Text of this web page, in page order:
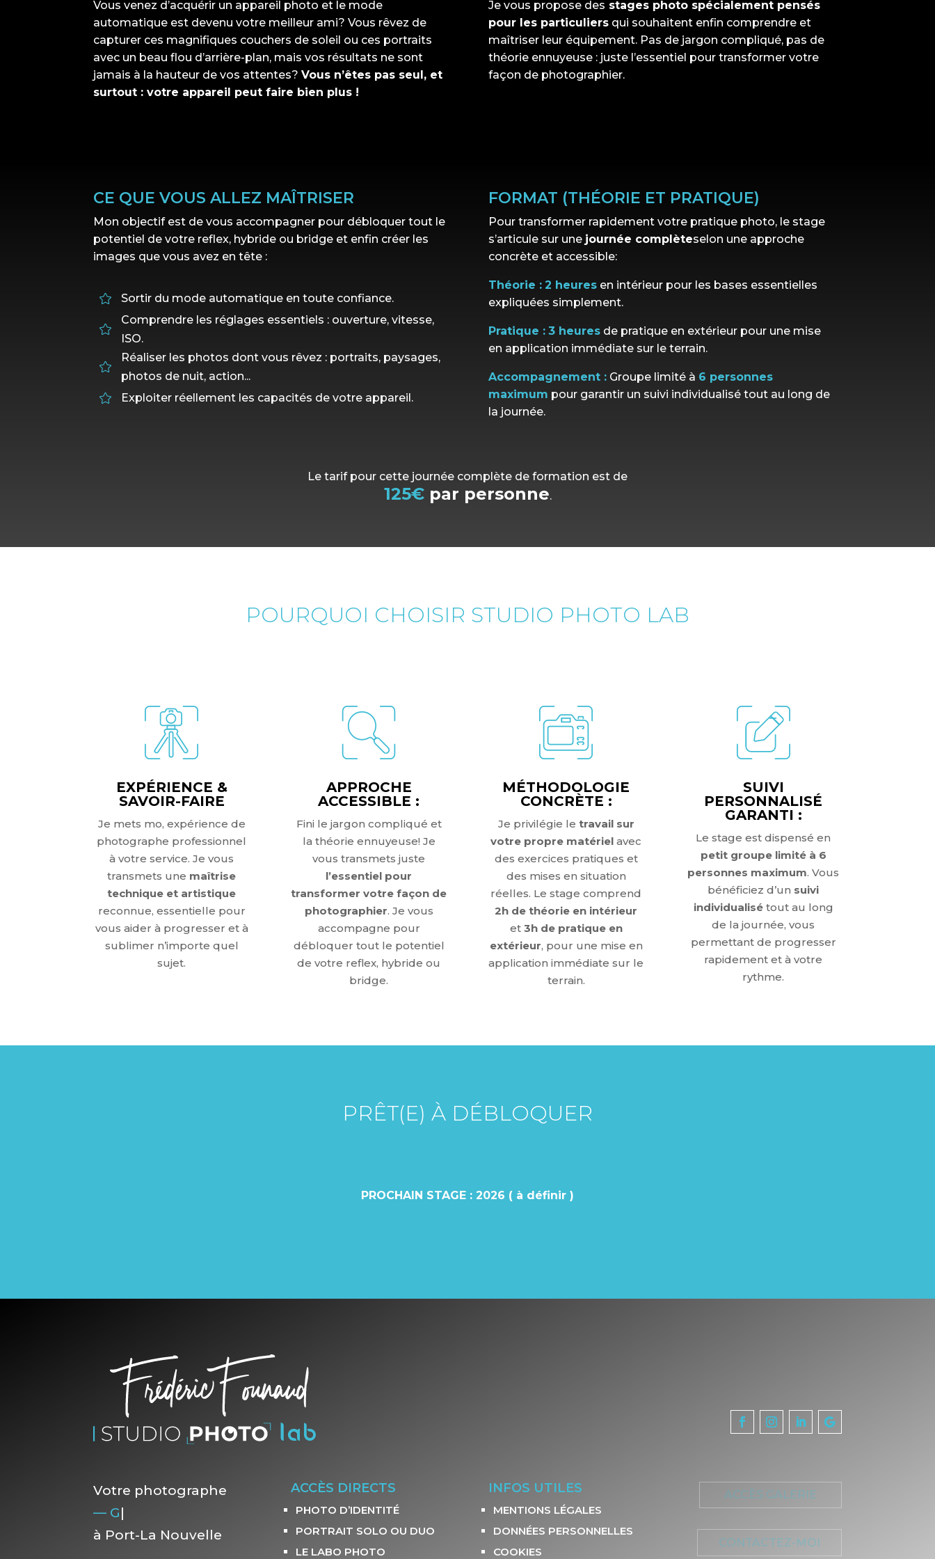
Vous venez d’acquérir un appareil photo et le mode
automatique est devenu votre meilleur ami?Vous rêvez de
capturer ces magnifiques couchers de soleil ou ces portraits
avec un beau flou d’arrière-plan, mais vos résultats ne sont
jamais à la hauteur de vos attentes?Vous n’êtes pas seul, et
surtout : votre appareil peut faire bien plus !
Je vous propose des stages photo spécialement pensés
pour les particuliersqui souhaitent enfin comprendre et
maîtriser leur équipement. Pas de jargon compliqué, pas de
théorie ennuyeuse : juste l’essentiel pour transformer votre
façon de photographier.
CE QUE VOUS ALLEZ MAÎTRISER
Mon objectif est de vous accompagner pour débloquer tout le
potentiel de votre reflex, hybride ou bridge et enfin créer les
images que vous avez en tête :
 Sortir du mode automatique en toute confiance.

Comprendre les réglages essentiels : ouverture, vitesse,
ISO.

Réaliser les photos dont vous rêvez : portraits, paysages,
photos de nuit, action...
 Exploiter réellement les capacités de votre appareil.
FORMAT (THÉORIE ET PRATIQUE)
Pour transformer rapidement votre pratique photo, le stage
s’articule sur une journée complèteselon une approche
concrète et accessible:
Théorie : 2 heuresen intérieur pour les bases essentielles
expliquées simplement.
Pratique : 3 heuresde pratique en extérieur pour une mise
en application immédiate sur le terrain.
Accompagnement :Groupe limité à 6 personnes
maximum pour garantir un suivi individualisé tout au long de
la journée.
Le tarif pour cette journée complète de formation est de
125€par personne.
POURQUOI CHOISIR STUDIO PHOTO LAB
EXPÉRIENCE &
SAVOIR-FAIRE
Je mets mo, expérience de
photographe professionnel
à votre service. Je vous
transmets une maîtrise
technique et artistique
reconnue, essentielle pour
vous aider à progresser et à
sublimer n’importe quel
sujet.
APPROCHE
ACCESSIBLE :
Fini le jargon compliqué et
la théorie ennuyeuse! Je
vous transmets juste
l’essentiel pour
transformer votre façon de
photographier. Je vous
accompagne pour
débloquer tout le potentiel
de votre reflex, hybride ou
bridge.
MÉTHODOLOGIE
CONCRÈTE :
Je privilégie le travail sur
votre propre matériel avec
des exercices pratiques et
des mises en situation
réelles. Le stage comprend
2h de théorie en intérieur
et 3h de pratique en
extérieur, pour une mise en
application immédiate sur le
terrain.
SUIVI
PERSONNALISÉ
GARANTI :
Le stage est dispensé en
petit groupe limité à 6
personnes maximum.Vous
bénéficiez d’un suivi
individualisétout au long
de la journée, vous
permettant de progresser
rapidement et à votre
rythme.
PRÊT(E) À DÉBLOQUER
PROCHAIN STAGE : 2026 ( à définir )
Votre photographe
— Grosses
à Port-La Nouvelle
ACCÈS DIRECTS
PHOTO D’IDENTITÉ
PORTRAIT SOLO OU DUO
LE LABO PHOTO
INFOS UTILES
MENTIONS LÉGALES
DONNÉES PERSONNELLES
COOKIES
ACCÈS GALERIE
CONTACTEZ-MOI